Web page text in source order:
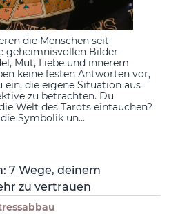
die Menschen seit
geheimnisvollen Bilder
Mut, Liebe und innerem
keine festen Antworten vor,
ein, die eigene Situation aus
zu betrachten. Du
Welt des Tarots eintauchen?
Symbolik un...
7 Wege, deinem
zu vertrauen